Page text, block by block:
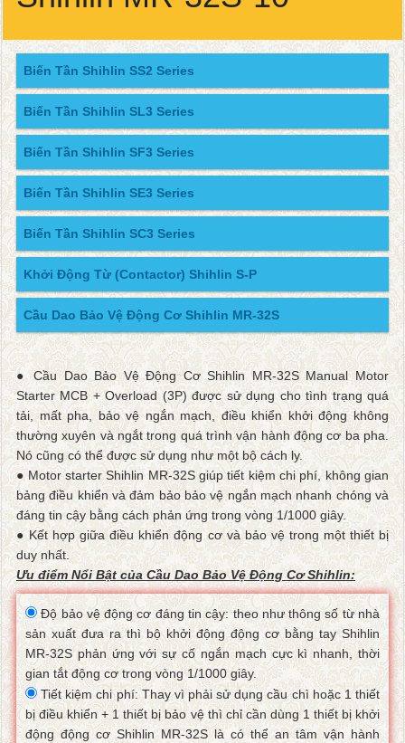
Biến Tần Shihlin SS2 Series
Biến Tần Shihlin SL3 Series
Biến Tần Shihlin SF3 Series
Biến Tần Shihlin SE3 Series
Biến Tần Shihlin SC3 Series
Khởi Động Từ (Contactor) Shihlin S-P
Cầu Dao Bảo Vệ Động Cơ Shihlin MR-32S
● Cầu Dao Bảo Vệ Động Cơ Shihlin MR-32S Manual Motor
Starter MCB + Overload (3P) được sử dụng cho tình trạng quá
tải, mất pha, bảo vệ ngắn mạch, điều khiển khởi động không
thường xuyên và ngắt trong quá trình vận hành động cơ ba pha.
Nó cũng có thể được sử dụng như một bộ cách ly.
● Motor starter Shihlin MR-32S giúp tiết kiệm chi phí, không gian
bảng điều khiển và đảm bảo bảo vệ ngắn mạch nhanh chóng và
đáng tin cậy bằng cách phản ứng trong vòng 1/1000 giây.
● Kết hợp giữa điều khiển động cơ và bảo vệ trong một thiết bị
duy nhất.
Ưu điểm Nổi Bật của Cầu Dao Bảo Vệ Động Cơ Shihlin:
Độ bảo vệ động cơ đáng tin cậy: theo như thông số từ nhà
sản xuất đưa ra thì bộ khởi động động cơ bằng tay Shihlin
MR-32S phản ứng với sự cố ngắn mạch cực kì nhanh, thời
gian tắt động cơ trong vòng 1/1000 giây.
Tiết kiệm chi phí: Thay vì phải sử dụng cầu chì hoặc 1 thiết
bị điều khiển + 1 thiết bị bảo vệ thì chỉ cần dùng 1 thiết bị khởi
động động cơ Shihlin MR-32S là có thể an tâm vận hành